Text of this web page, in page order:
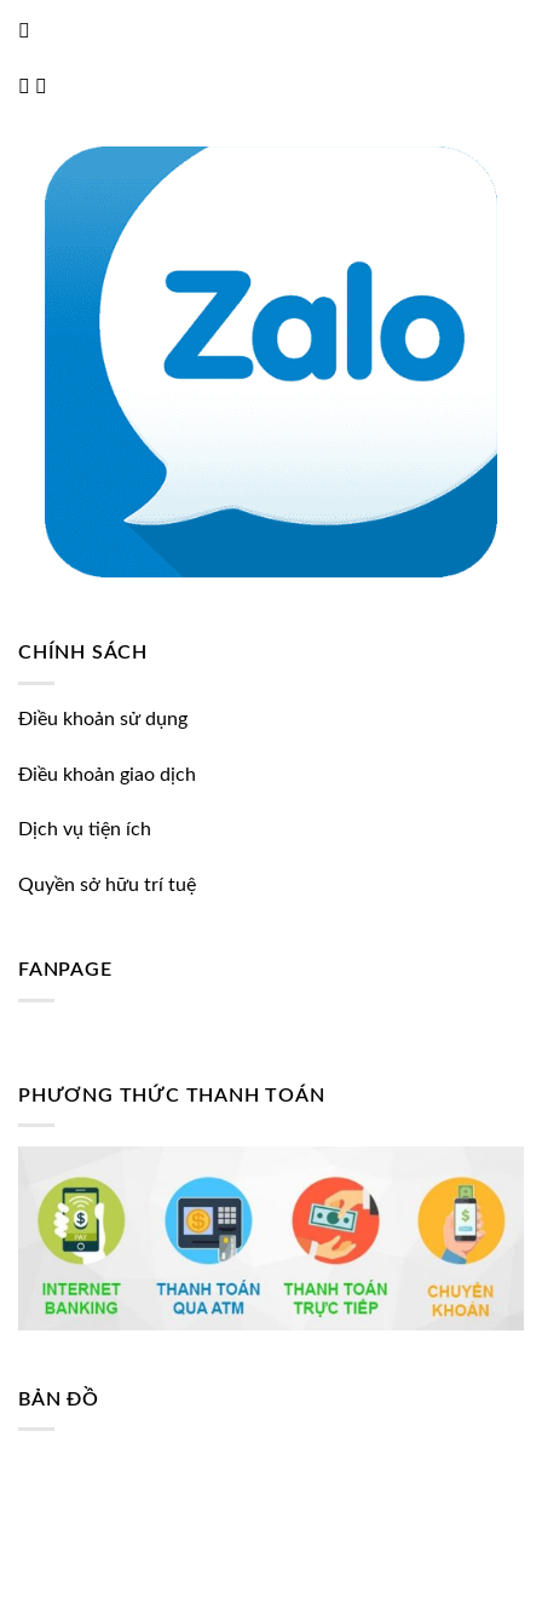
CHÍNH SÁCH
Điều khoản sử dụng
Điều khoản giao dịch
Dịch vụ tiện ích
Quyền sở hữu trí tuệ
FANPAGE
PHƯƠNG THỨC THANH TOÁN
BẢN ĐỒ